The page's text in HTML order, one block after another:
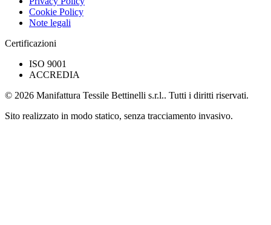
Cookie Policy
Note legali
Certificazioni
ISO 9001
ACCREDIA
© 2026 Manifattura Tessile Bettinelli s.r.l.. Tutti i diritti riservati.
Sito realizzato in modo statico, senza tracciamento invasivo.